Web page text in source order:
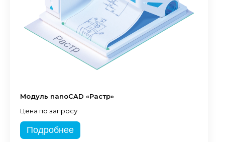
Модуль nanoCAD «Растр»
Цена по запросу
Подробнее